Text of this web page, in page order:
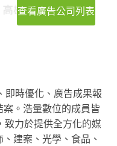
查看廣告公司列表
即時優化、廣告成果報
。浩量數位的成員皆
致力於提供全方化的媒
建案、光學、食品、